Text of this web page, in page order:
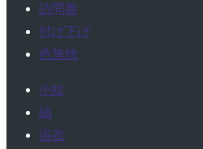
訪問着
付け下げ
色無地
小紋
紬
浴衣